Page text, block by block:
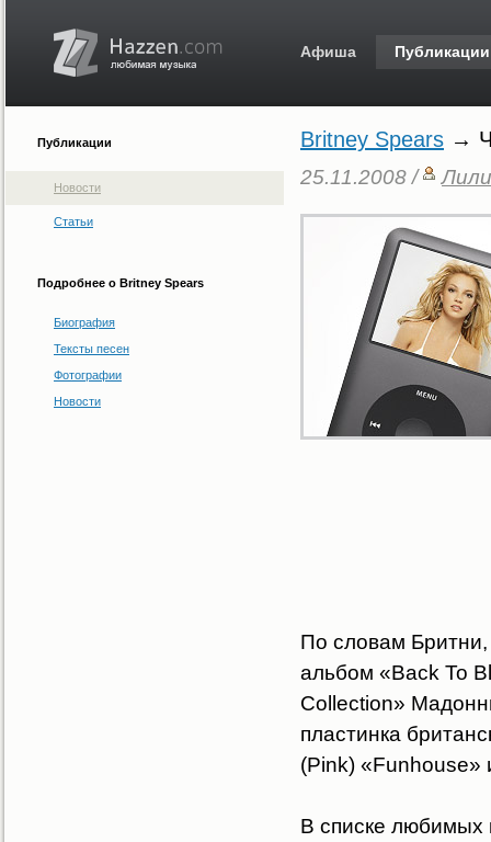
Афиша Публикации
Britney Spears →
25.11.2008 /
По словам
альбом «Back To
Collection»
пластинка
(Pink) «Funhouse»
В списке любимых
Публикации
Новости
Статьи
Подробнее о Britney Spears
Биография
Тексты песен
Фотографии
Новости